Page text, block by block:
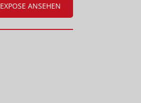
EXPOSE ANSEHEN